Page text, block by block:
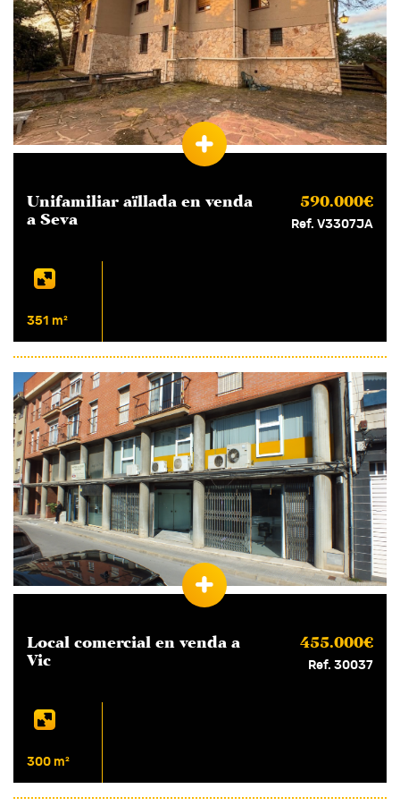
Unifamiliar aïllada en venda
a Seva
590.000€
Ref. V3307JA
351 m²
Local comercial en venda a
Vic
455.000€
Ref. 30037
300 m²